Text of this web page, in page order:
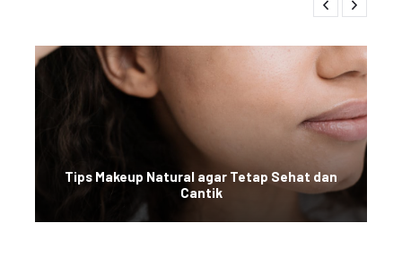
Tips Makeup Natural agar Tetap Sehat dan
Cantik